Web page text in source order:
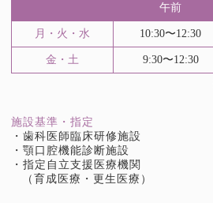
午前
月・火・水 10:30〜12:30
金・土 9:30〜12:30
施設基準・指定
・歯科医師臨床研修施設
・顎口腔機能診断施設
・指定自立支援医療機関
（育成医療・更生医療）